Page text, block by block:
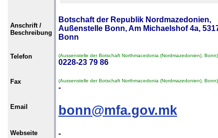
Anschrift /
Beschreibung
Botschaft der Republik Nordmazedonien,
Außenstelle Bonn, Am Michaelshof 4a,
Bonn
Telefon (Aussenstelle der Botschaft Northmacedonia (Nordmazedonien), Bonn)
0228-23 79 86
Fax (Aussenstelle der Botschaft Northmacedonia (Nordmazedonien), Bonn)
-
Email bonn@mfa.gov.mk
Webseite -